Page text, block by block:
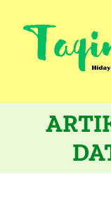
content